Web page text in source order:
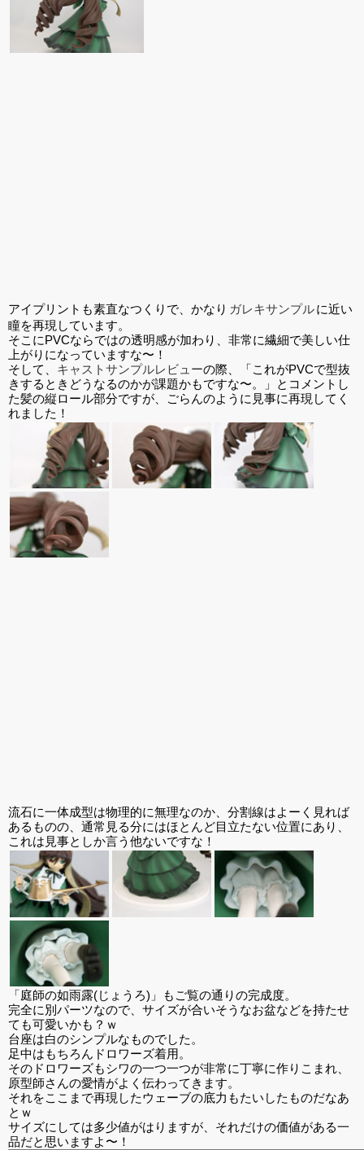
アイプリントも素直なつくりで、かなり ガレキサンプルに近い
瞳を再現しています。
そこにPVCならではの透明感が加わり、非常に繊細で美しい仕
上がりになっていますな〜！
そして、 キャストサンプルレビューの際、「これがPVCで型抜
きするときどうなるのかが課題かもですな〜。」とコメントし
た髪の縦ロール部分ですが、ごらんのように見事に再現してく
れました！
流石に一体成型は物理的に無理なのか、分割線はよーく見れば
あるものの、通常見る分にはほとんど目立たない位置にあり、
これは見事としか言う他ないですな！
「庭師の如雨露(じょうろ)」もご覧の通りの完成度。
完全に別パーツなので、サイズが合いそうなお盆などを持たせ
ても可愛いかも？ｗ
台座は白のシンプルなものでした。
足中はもちろんドロワーズ着用。
そのドロワーズもシワの一つ一つが非常に丁寧に作りこまれ、
原型師さんの愛情がよく伝わってきます。
それをここまで再現したウェーブの底力もたいしたものだなあ
とｗ
サイズにしては多少値がはりますが、それだけの価値がある一
品だと思いますよ〜！